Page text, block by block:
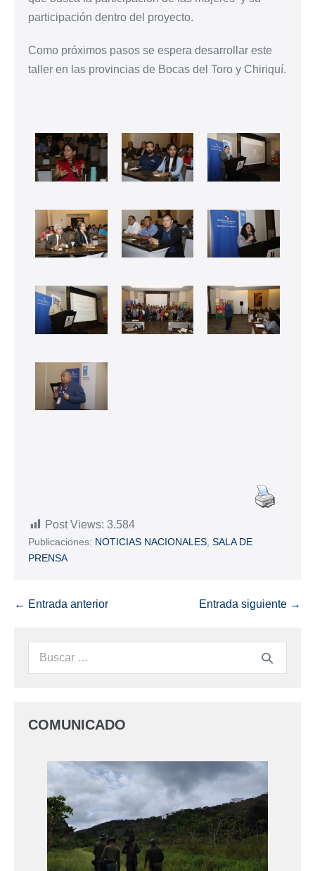
participación dentro del proyecto.
Como próximos pasos se espera desarrollar este
taller en las provincias de Bocas del Toro y Chiriquí.
Post Views: 3.584
Publicaciones: NOTICIAS NACIONALES SALA DE
PRENSA
← Entrada anterior Entrada siguiente →
COMUNICADO